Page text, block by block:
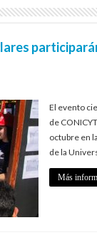
El evento
de
octubre en
de la
Más